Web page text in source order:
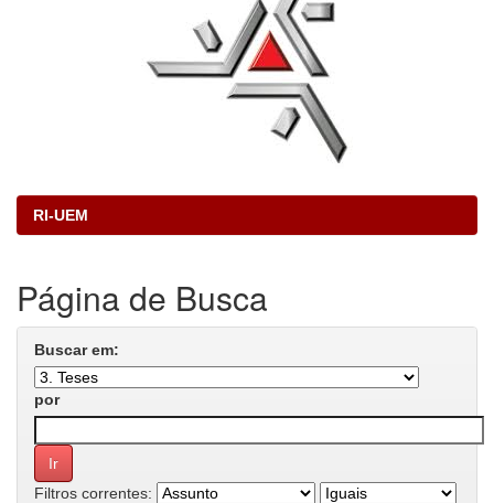
RI-UEM
Página de Busca
Buscar em:
por
Filtros correntes: